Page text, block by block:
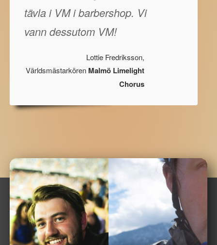
tävla i VM i barbershop. Vi
vann dessutom VM!
Lottie Fredriksson,
Världsmästarkören Malmö Limelight
Chorus